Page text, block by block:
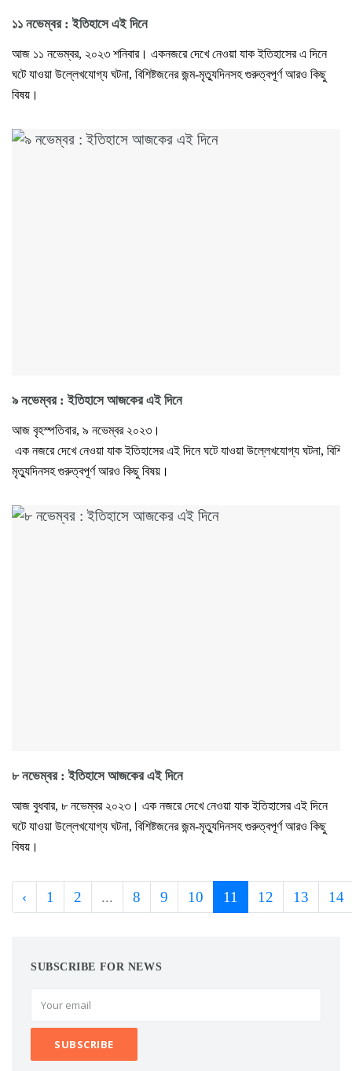
১১ নভেম্বর : ইতিহাসে এই দিনে
আজ ১১ নভেম্বর, ২০২৩ শনিবার। একনজরে দেখে নেওয়া যাক ইতিহাসের এ দিনে
ঘটে যাওয়া উল্লেখযোগ্য ঘটনা, বিশিষ্টজনের জন্ম-মৃত্যুদিনসহ গুরুত্বপূর্ণ আরও কিছু
বিষয়।
৯ নভেম্বর : ইতিহাসে আজকের এই দিনে
আজ বৃহস্পতিবার, ৯ নভেম্বর ২০২৩।
এক নজরে দেখে নেওয়া যাক ইতিহাসের এই দিনে ঘটে যাওয়া উল্লেখযোগ্য ঘটনা,
মৃত্যুদিনসহ গুরুত্বপূর্ণ আরও কিছু বিষয়।
৮ নভেম্বর : ইতিহাসে আজকের এই দিনে
আজ বুধবার, ৮ নভেম্বর ২০২৩। এক নজরে দেখে নেওয়া যাক ইতিহাসের এই দিনে
ঘটে যাওয়া উল্লেখযোগ্য ঘটনা, বিশিষ্টজনের জন্ম-মৃত্যুদিনসহ গুরুত্বপূর্ণ আরও কিছু
বিষয়।
‹ 1 2 ... 8 9 10 11 12 13 14
SUBSCRIBE FOR NEWS